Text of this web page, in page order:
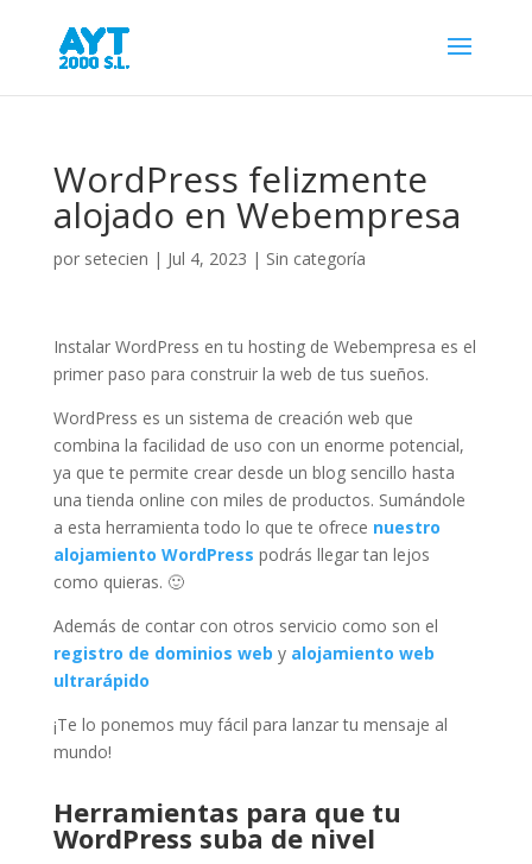
WordPress felizmente
alojado en Webempresa
por setecien | Jul 4, 2023 | Sin categoría
Instalar WordPress en tu hosting de Webempresa es el
primer paso para construir la web de tus sueños.
WordPress es un sistema de creación web que
combina la facilidad de uso con un enorme potencial,
ya que te permite crear desde un blog sencillo hasta
una tienda online con miles de productos. Sumándole
a esta herramienta todo lo que te ofrece nuestro
alojamiento WordPress podrás llegar tan lejos
como quieras. 🙂
Además de contar con otros servicio como son el
registro de dominios web y alojamiento web
ultrarápido
¡Te lo ponemos muy fácil para lanzar tu mensaje al
mundo!
Herramientas para que tu
WordPress suba de nivel